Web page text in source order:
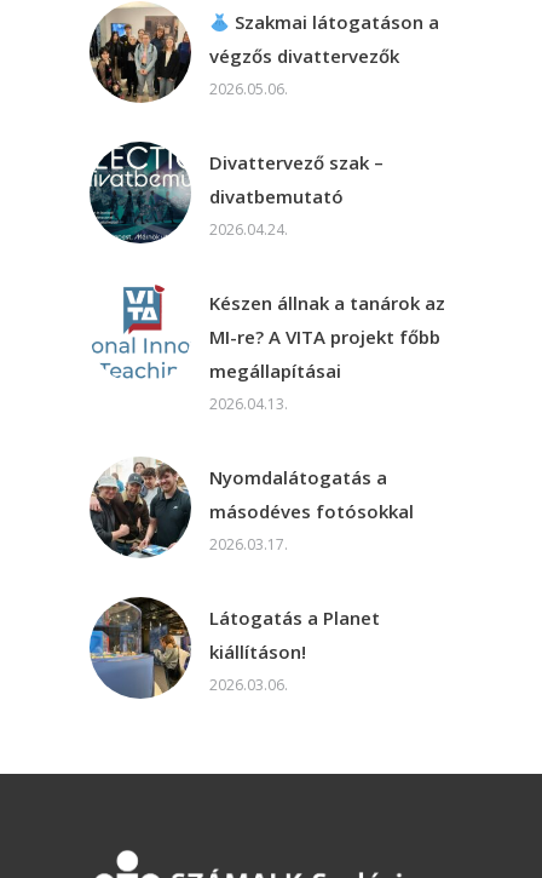
Szakmai látogatáson a
végzős divattervezők
2026.05.06.
Divattervező szak –
divatbemutató
2026.04.24.
Készen állnak a tanárok az
MI-re? A VITA projekt főbb
megállapításai
2026.04.13.
Nyomdalátogatás a
másodéves fotósokkal
2026.03.17.
Látogatás a Planet
kiállításon!
2026.03.06.